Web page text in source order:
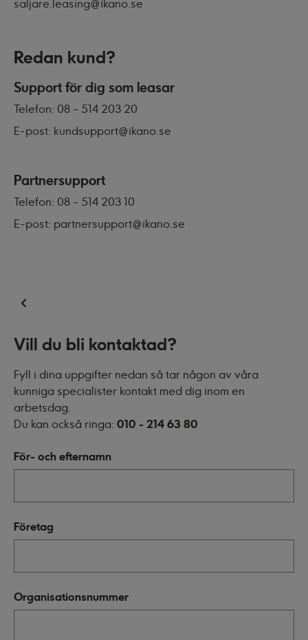
saljare.leasing@ikano.se
Redan kund?
Support för dig som leasar
Telefon: 08 - 514 203 20
E-post: kundsupport@ikano.se
Partnersupport
Telefon: 08 - 514 203 10
E-post: partnersupport@ikano.se
Vill du bli kontaktad?
Fyll i dina uppgifter nedan så tar någon av våra
kunniga specialister kontakt med dig inom en
arbetsdag.
Du kan också ringa: 010 - 214 63 80
För- och efternamn
Företag
Organisationsnummer